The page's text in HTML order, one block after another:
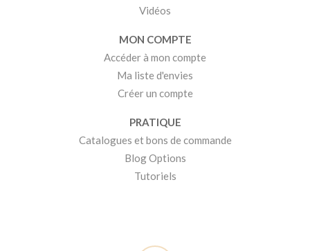
Vidéos
MON COMPTE
Accéder à mon compte
Ma liste d'envies
Créer un compte
PRATIQUE
Catalogues et bons de commande
Blog Options
Tutoriels